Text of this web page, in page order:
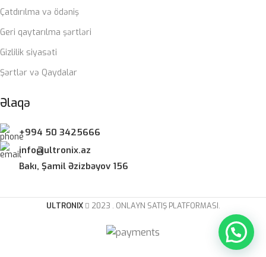
Çatdırılma və ödəniş
Geri qaytarılma şərtləri
Gizlilik siyasəti
Şərtlər və Qaydalar
Əlaqə
+994 50 3425666
info@ultronix.az
Bakı, Şamil Əzizbəyov 156
ULTRONIX 2023 . ONLAYN SATIŞ PLATFORMASI.